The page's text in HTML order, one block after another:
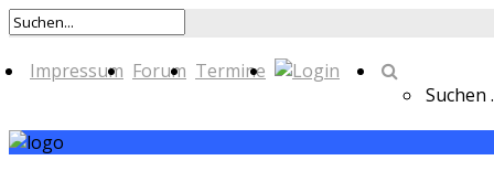
Impressum Forum Termine
Suchen